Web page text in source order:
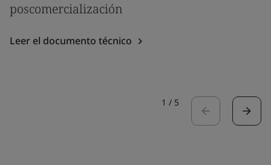
poscomercialización
Leer el documento técnico
1 / 5